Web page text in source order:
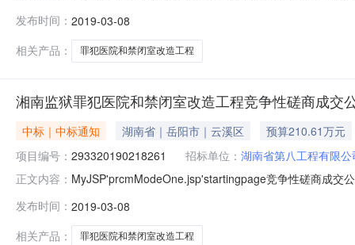
供应商的情况1、供应商产生方式：（√）公告邀请（）
发布时间： 2019-03-08
相关产品：
罪犯医院和禁闭室改造工程
湘南监狱罪犯医院和禁闭室改造工程竞争性磋商成交
中标｜中标通知 湖南省｜岳阳市｜云溪区
预算210.61万元
项目编号： 293320190218261 招标单位： 湖南省第八工程有限公
正文内容： MyJSP'prcmModeOne.jsp'startingpage竞争性磋商成交
购代理编号：293320190218261三、邀请供应商的情况
发布时间： 2019-03-08
相关产品：
罪犯医院和禁闭室改造工程